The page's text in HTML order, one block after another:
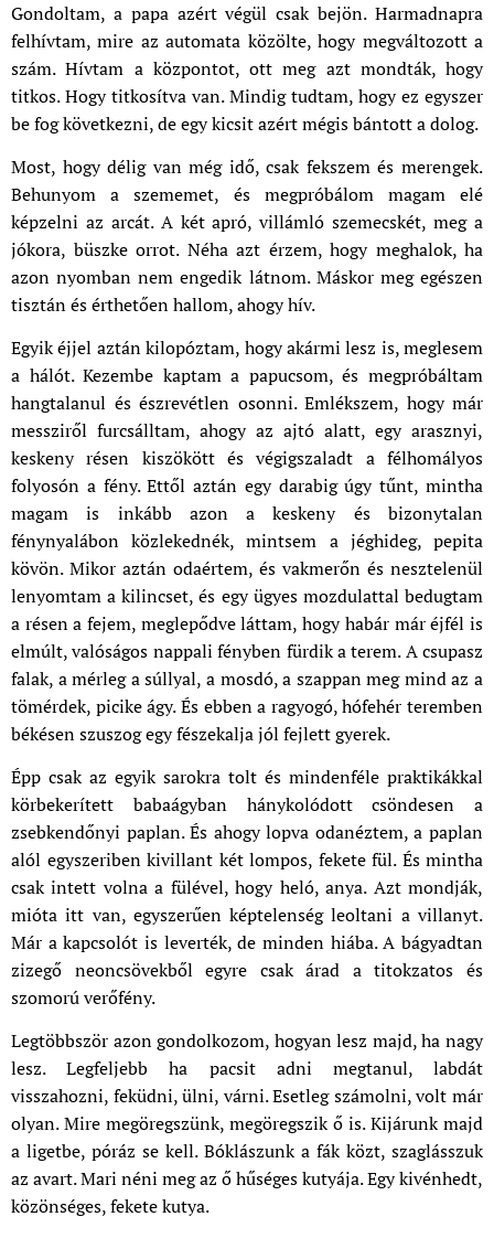
Gondoltam, a papa azért végül csak bejön. Harmadnapra
felhívtam, mire az automata közölte, hogy megváltozott a
szám. Hívtam a központot, ott meg azt mondták, hogy
titkos. Hogy titkosítva van. Mindig tudtam, hogy ez egyszer
be fog következni, de egy kicsit azért mégis bántott a dolog.
Most, hogy délig van még idő, csak fekszem és merengek.
Behunyom a szememet, és megpróbálom magam elé
képzelni az arcát. A két apró, villámló szemecskét, meg a
jókora, büszke orrot. Néha azt érzem, hogy meghalok, ha
azon nyomban nem engedik látnom. Máskor meg egészen
tisztán és érthetően hallom, ahogy hív.
Egyik éjjel aztán kilopóztam, hogy akármi lesz is, meglesem
a hálót. Kezembe kaptam a papucsom, és megpróbáltam
hangtalanul és észrevétlen osonni. Emlékszem, hogy már
messziről furcsálltam, ahogy az ajtó alatt, egy arasznyi,
keskeny résen kiszökött és végigszaladt a félhomályos
folyosón a fény. Ettől aztán egy darabig úgy tűnt, mintha
magam is inkább azon a keskeny és bizonytalan
fénynyalábon közlekednék, mintsem a jéghideg, pepita
kövön. Mikor aztán odaértem, és vakmerőn és nesztelenül
lenyomtam a kilincset, és egy ügyes mozdulattal bedugtam
a résen a fejem, meglepődve láttam, hogy habár már éjfél is
elmúlt, valóságos nappali fényben fürdik a terem. A csupasz
falak, a mérleg a súllyal, a mosdó, a szappan meg mind az a
tömérdek, picike ágy. És ebben a ragyogó, hófehér teremben
békésen szuszog egy fészekalja jól fejlett gyerek.
Épp csak az egyik sarokra tolt és mindenféle praktikákkal
körbekerített babaágyban hánykolódott csöndesen a
zsebkendőnyi paplan. És ahogy lopva odanéztem, a paplan
alól egyszeriben kivillant két lompos, fekete fül. És mintha
csak intett volna a fülével, hogy heló, anya. Azt mondják,
mióta itt van, egyszerűen képtelenség leoltani a villanyt.
Már a kapcsolót is leverték, de minden hiába. A bágyadtan
zizegő neoncsövekből egyre csak árad a titokzatos és
szomorú verőfény.
Legtöbbször azon gondolkozom, hogyan lesz majd, ha nagy
lesz. Legfeljebb ha pacsit adni megtanul, labdát
visszahozni, feküdni, ülni, várni. Esetleg számolni, volt már
olyan. Mire megöregszünk, megöregszik ő is. Kijárunk majd
a ligetbe, póráz se kell. Bóklászunk a fák közt, szaglásszuk
az avart. Mari néni meg az ő hűséges kutyája. Egy kivénhedt,
közönséges, fekete kutya.